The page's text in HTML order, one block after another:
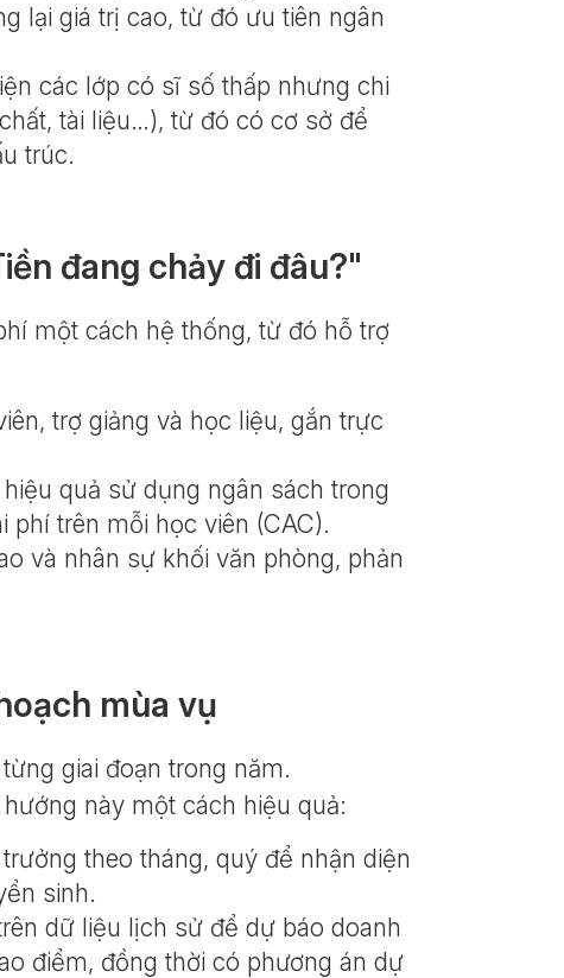
lại giá trị cao, từ đó ưu tiên ngân
các lớp có sĩ số thấp nhưng chi
tài liệu…), từ đó có cơ sở để
trúc.
đang chảy đi đâu?"
một cách hệ thống, từ đó hỗ trợ
trợ giảng và học liệu, gắn trực
quả sử dụng ngân sách trong
phí trên mỗi học viên (CAC).
và nhân sự khối văn phòng, phản
mùa vụ
giai đoạn trong năm.
này một cách hiệu quả:
theo tháng, quý để nhận diện
sinh.
dữ liệu lịch sử để dự báo doanh
điểm, đồng thời có phương án dự